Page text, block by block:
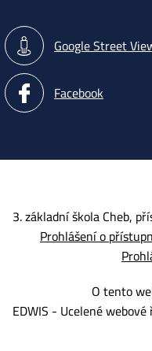
Google Street
Facebook
3. základní škola Cheb,
Prohlášení o
O tento
EDWIS - Ucelené